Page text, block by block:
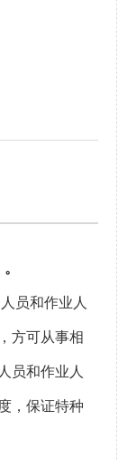
。
员和作业人
方可从事相
员和作业人
，保证特种